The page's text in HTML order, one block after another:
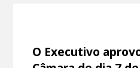
O Executivo